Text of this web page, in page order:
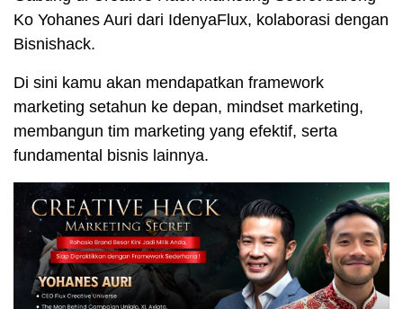
Ko Yohanes Auri dari IdenyaFlux, kolaborasi dengan
Bisnishack.
Di sini kamu akan mendapatkan framework
marketing setahun ke depan, mindset marketing,
membangun tim marketing yang efektif, serta
fundamental bisnis lainnya.